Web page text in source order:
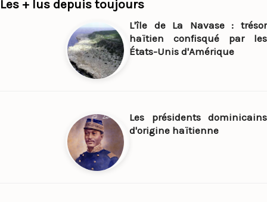
Les + lus depuis toujours
L'île de La Navase : trésor
haïtien confisqué par les
États-Unis d'Amérique
Les présidents dominicains
d'origine haïtienne